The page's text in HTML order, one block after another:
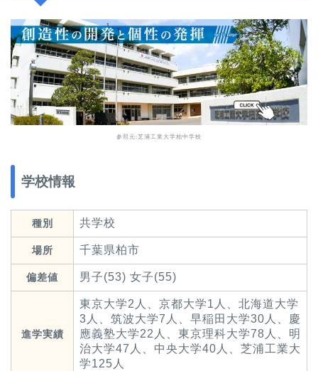
参照元:芝浦工業大学柏中学校
学校情報
種別 共学校
場所 千葉県柏市
偏差値 男子(53) 女子(55)
進学実績
東京大学2人、京都大学1人、北海道大学
3人、筑波大学7人、早稲田大学30人、慶
應義塾大学22人、東京理科大学78人、明
治大学47人、中央大学40人、芝浦工業大
学125人